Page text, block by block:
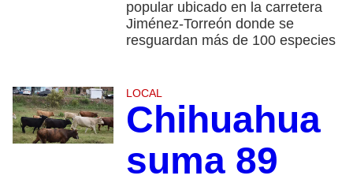
popular ubicado en la carretera
Jiménez-Torreón donde se
resguardan más de 100 especies
LOCAL
Chihuahua
suma 89